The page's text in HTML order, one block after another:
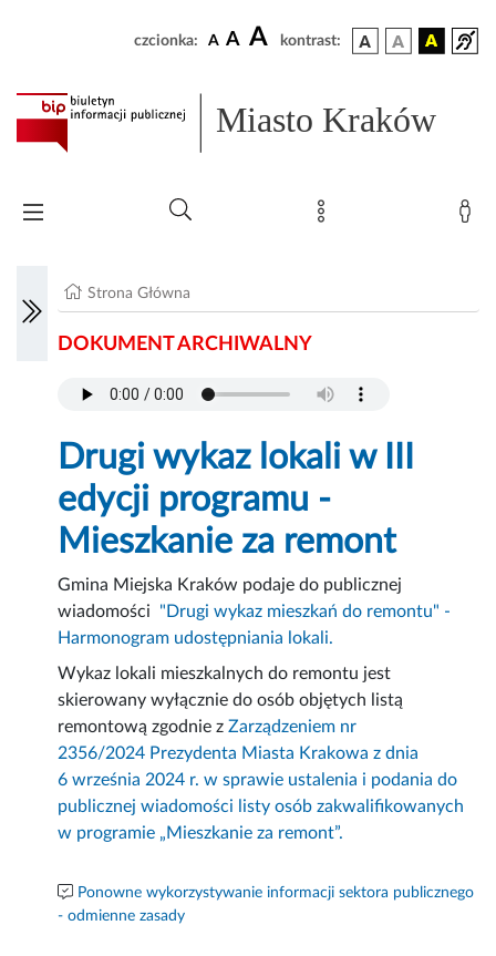
czcionka: A A A kontrast:
Miasto Kraków
Strona Główna
DOKUMENT ARCHIWALNY
Drugi wykaz lokali w III
edycji programu -
Mieszkanie za remont
Gmina Miejska Kraków podaje do publicznej
wiadomości "Drugi wykaz mieszkań do remontu" -
Harmonogram udostępniania lokali.
Wykaz lokali mieszkalnych do remontu jest
skierowany wyłącznie do osób objętych listą
remontową zgodnie zZarządzeniem nr
2356/2024 Prezydenta Miasta Krakowa z dnia
6 września 2024 r. w sprawie ustalenia i podania do
publicznej wiadomości listy osób zakwalifikowanych
w programie „Mieszkanie za remont”.
Ponowne wykorzystywanie informacji sektora publicznego
- odmienne zasady